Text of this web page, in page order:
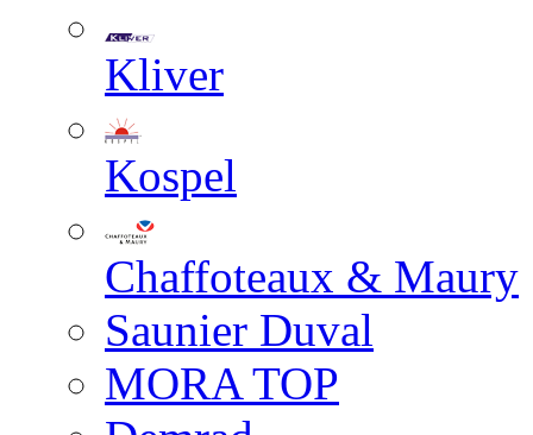
Kliver
Kospel
Chaffoteaux & Maury
Saunier Duval
MORA TOP